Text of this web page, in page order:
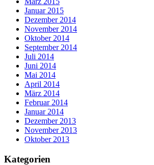
Januar 2015
Dezember 2014
November 2014
Oktober 2014
September 2014
Juli 2014
Juni 2014
Mai 2014
April 2014
März 2014
Februar 2014
Januar 2014
Dezember 2013
November 2013
Oktober 2013
Kategorien